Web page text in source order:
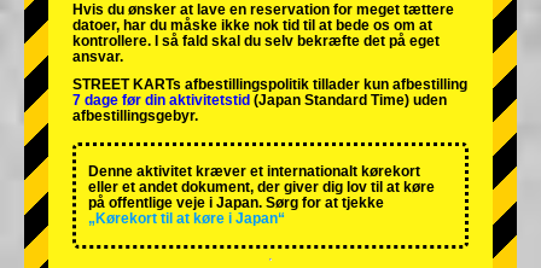
Hvis du ønsker at lave en reservation for meget tættere
datoer, har du måske ikke nok tid til at bede os om at
kontrollere. I så fald skal du selv bekræfte det på eget
ansvar.
STREET KARTs afbestillingspolitik tillader kun afbestilling
7 dage før din aktivitetstid (Japan Standard Time) uden
afbestillingsgebyr.
Denne aktivitet kræver et internationalt kørekort
eller et andet dokument, der giver dig lov til at køre
på offentlige veje i Japan. Sørg for at tjekke
„Kørekort til at køre i Japan“